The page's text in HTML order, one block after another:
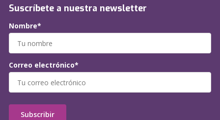
Suscríbete a nuestra newsletter
Nombre*
Correo electrónico*
Subscribir